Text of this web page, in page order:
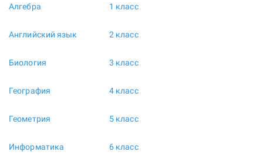
Алгебра
Английский язык
Биология
География
Геометрия
Информатика
1 класс
2 класс
3 класс
4 класс
5 класс
6 класс